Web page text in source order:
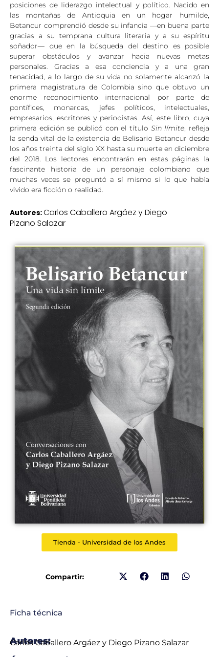
posiciones de liderazgo intelectual y político. Nacido en
las montañas de Antioquia en un hogar humilde,
Betancur comprendió desde su infancia —en buena parte
gracias a su temprana cultura literaria y a su espíritu
soñador— que en la búsqueda del destino es posible
superar obstáculos y avanzar hacia nuevas metas
personales. Gracias a esa conciencia y a una gran
tenacidad, a lo largo de su vida no solamente alcanzó la
primera magistratura de Colombia sino que obtuvo un
enorme reconocimiento internacional por parte de
pontífices, monarcas, jefes políticos, intelectuales,
empresarios, escritores y periodistas. Así, este libro, cuya
primera edición se publicó con el título Sin límite, refleja
la senda vital de la existencia de Belisario Betancur desde
los años treinta del siglo XX hasta su muerte en diciembre
del 2018. Los lectores encontrarán en estas páginas la
fascinante historia de un personaje colombiano que
muchas veces se preguntó a sí mismo si lo que había
vivido era ficción o realidad.
Autores:Carlos Caballero Argáez y Diego
Pizano Salazar
Tienda - Universidad de los Andes
Compartir:
Ficha técnica
Autores:
Carlos Caballero Argáez y Diego Pizano Salazar